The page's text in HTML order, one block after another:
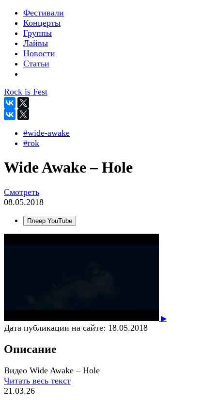
Фестивали
Концерты
Группы
Лайвы
Новости
Статьи
Rock is Fest
#wide-awake
#rok
Wide Awake – Hole
Смотреть
08.05.2018
Плеер YouTube
▶
Дата публикации на сайте: 18.05.2018
Описание
Видео Wide Awake – Hole
Читать весь текст
21.03.26